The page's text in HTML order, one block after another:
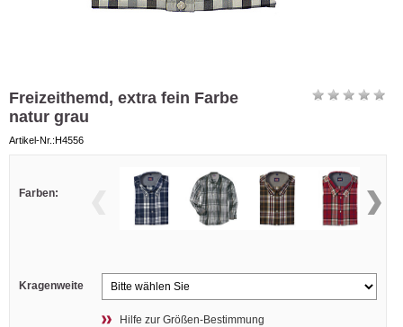
Freizeithemd, extra fein Farbe
natur grau
Artikel-Nr.:H4556
Farben:
Kragenweite
Hilfe zur Größen-Bestimmung